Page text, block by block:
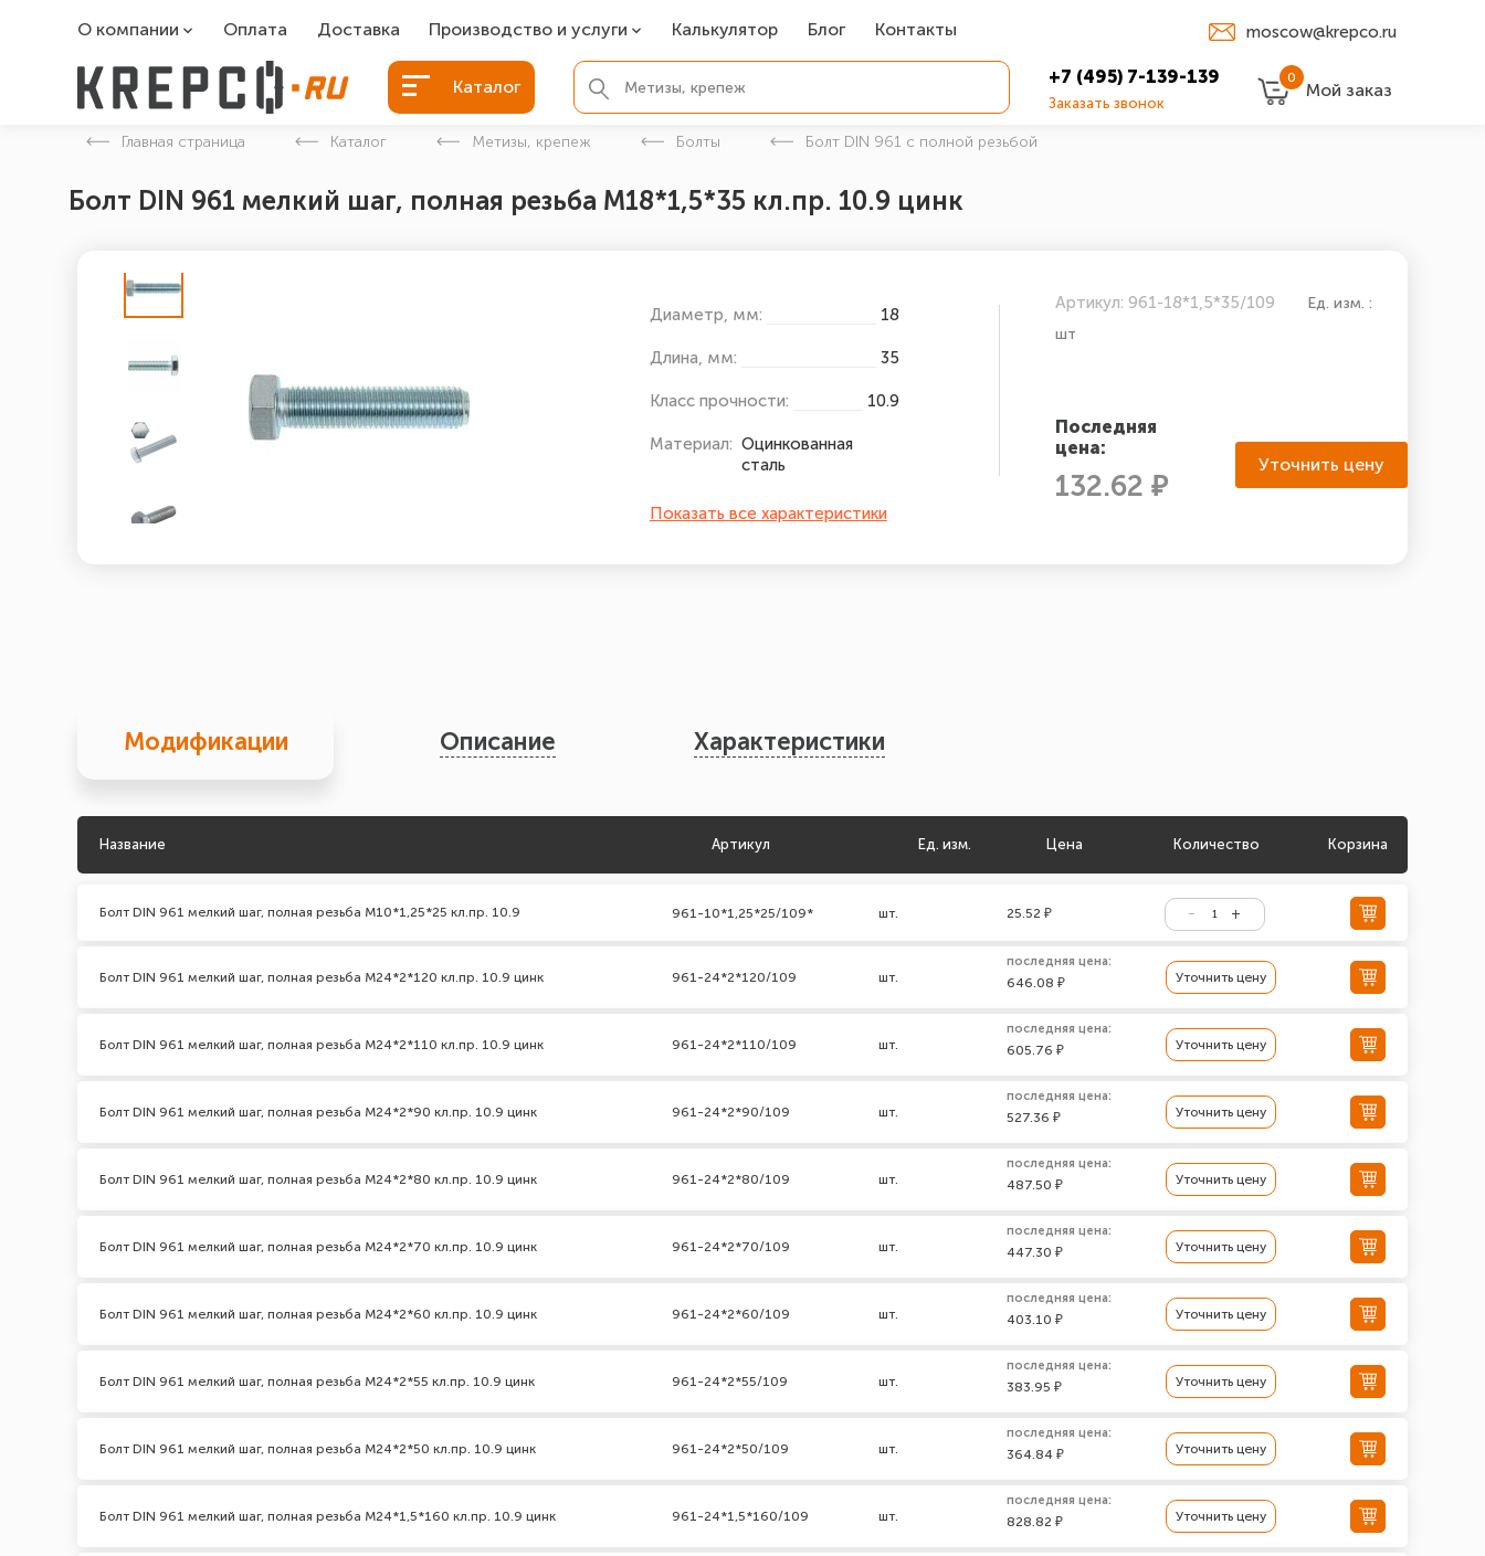
О компании
О компании
Оплата Доставка Производство и услуги
Болты БСР
Болты для фундамента
Закладные детали
Калькулятор Блог Контакты moscow@krepco.ru
Каталог +7 (495) 7-139-139
Заказать звонок
0
Мой заказ
Главная страница Каталог Метизы, крепеж Болты Болт DIN 961 с полной резьбой
Болт DIN 961 мелкий шаг, полная резьба M18*1,5*35 кл.пр. 10.9 цинк
Диаметр, мм: 18
Длина, мм: 35
Класс прочности: 10.9
Материал: Оцинкованная
сталь
Показать все характеристики
Артикул: 961-18*1,5*35/109
Ед. изм. :
шт
Последняя
цена:
132.62 ₽
Уточнить цену
Модификации Описание Характеристики
Название Артикул Ед. изм. Цена Количество Корзина
Болт DIN 961 мелкий шаг, полная резьба М10*1,25*25 кл.пр. 10.9 961-10*1,25*25/109* шт. 25.52 ₽
Болт DIN 961 мелкий шаг, полная резьба M24*2*120 кл.пр. 10.9 цинк 961-24*2*120/109 шт.
последняя цена:
646.08 ₽ Уточнить цену
Болт DIN 961 мелкий шаг, полная резьба M24*2*110 кл.пр. 10.9 цинк 961-24*2*110/109 шт.
последняя цена:
605.76 ₽ Уточнить цену
Болт DIN 961 мелкий шаг, полная резьба M24*2*90 кл.пр. 10.9 цинк 961-24*2*90/109 шт.
последняя цена:
527.36 ₽ Уточнить цену
Болт DIN 961 мелкий шаг, полная резьба M24*2*80 кл.пр. 10.9 цинк 961-24*2*80/109 шт.
последняя цена:
487.50 ₽ Уточнить цену
Болт DIN 961 мелкий шаг, полная резьба M24*2*70 кл.пр. 10.9 цинк 961-24*2*70/109 шт.
последняя цена:
447.30 ₽ Уточнить цену
Болт DIN 961 мелкий шаг, полная резьба M24*2*60 кл.пр. 10.9 цинк 961-24*2*60/109 шт.
последняя цена:
403.10 ₽ Уточнить цену
Болт DIN 961 мелкий шаг, полная резьба M24*2*55 кл.пр. 10.9 цинк 961-24*2*55/109 шт.
последняя цена:
383.95 ₽ Уточнить цену
Болт DIN 961 мелкий шаг, полная резьба M24*2*50 кл.пр. 10.9 цинк 961-24*2*50/109 шт.
последняя цена:
364.84 ₽ Уточнить цену
Болт DIN 961 мелкий шаг, полная резьба M24*1,5*160 кл.пр. 10.9 цинк 961-24*1,5*160/109 шт.
последняя цена:
828.82 ₽ Уточнить цену